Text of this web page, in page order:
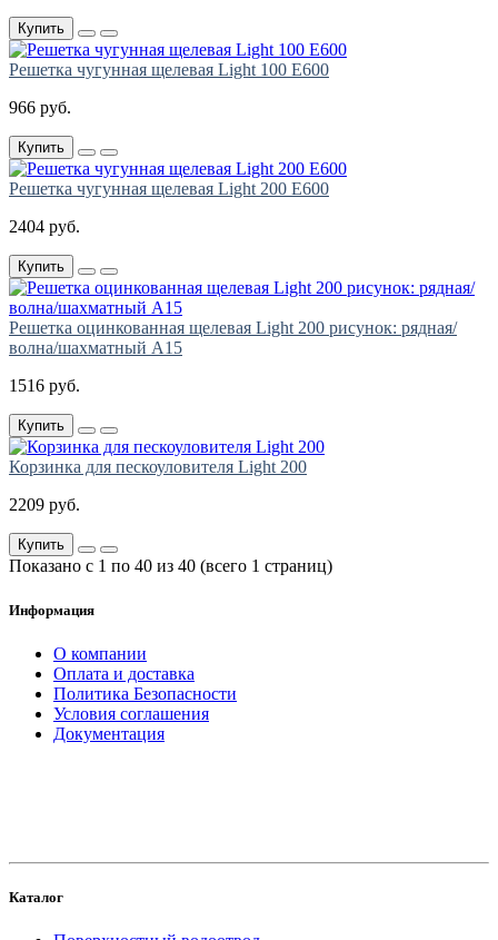
Купить
Решетка чугунная щелевая Light 100 E600
966 руб.
Купить
Решетка чугунная щелевая Light 200 E600
2404 руб.
Купить
Решетка оцинкованная щелевая Light 200 рисунок: рядная/
волна/шахматный А15
1516 руб.
Купить
Корзинка для пескоуловителя Light 200
2209 руб.
Купить
Показано с 1 по 40 из 40 (всего 1 страниц)
Информация
О компании
Оплата и доставка
Политика Безопасности
Условия соглашения
Документация
Каталог